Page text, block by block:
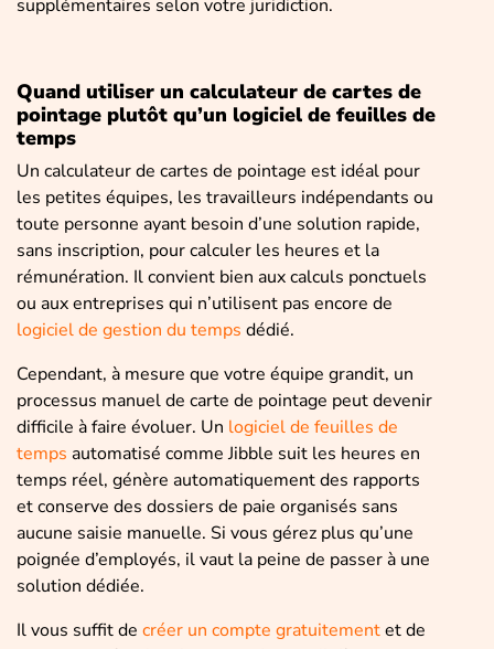
supplémentaires selon votre juridiction.
Quand utiliser un calculateur de cartes de
pointage plutôt qu’un logiciel de feuilles de
temps
Un calculateur de cartes de pointage est idéal pour
les petites équipes, les travailleurs indépendants ou
toute personne ayant besoin d’une solution rapide,
sans inscription, pour calculer les heures et la
rémunération. Il convient bien aux calculs ponctuels
ou aux entreprises qui n’utilisent pas encore de
logiciel de gestion du temps dédié.
Cependant, à mesure que votre équipe grandit, un
processus manuel de carte de pointage peut devenir
difficile à faire évoluer. Un logiciel de feuilles de
temps automatisé comme Jibble suit les heures en
temps réel, génère automatiquement des rapports
et conserve des dossiers de paie organisés sans
aucune saisie manuelle. Si vous gérez plus qu’une
poignée d’employés, il vaut la peine de passer à une
solution dédiée.
Il vous suffit de créer un compte gratuitementet de